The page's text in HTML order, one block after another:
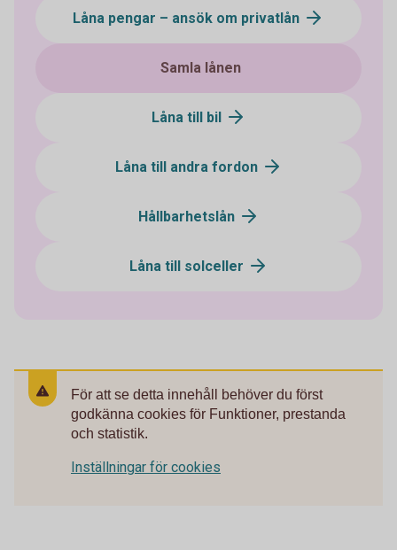
Låna pengar – ansök om privatlån
Samla lånen
Låna till bil
Låna till andra fordon
Hållbarhetslån
Låna till solceller
För att se detta innehåll behöver du först
godkänna cookies för Funktioner, prestanda
och statistik.
Inställningar för cookies